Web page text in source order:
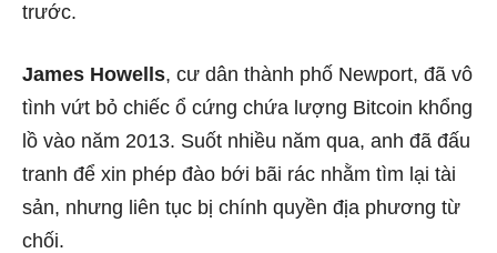
trước.
James Howells, cư dân thành phố Newport, đã vô
tình vứt bỏ chiếc ổ cứng chứa lượng Bitcoin khổng
lồ vào năm 2013. Suốt nhiều năm qua, anh đã đấu
tranh để xin phép đào bới bãi rác nhằm tìm lại tài
sản, nhưng liên tục bị chính quyền địa phương từ
chối.